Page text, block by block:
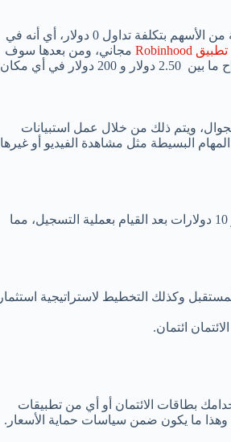
روبن هود تطبيق استثماري يعمل على توفير فرص شراء الأسهم أو شراء أسهم جزئية من الأسهم بتكلفة تداول 0 دولار، أي أنه في
تطبيق Robinhood
مجاني، ومن بعدها سوف
أي مكان .
ويتم ذلك من خلال عمل استبيانات
البسيطة مثل مشاهدة الفيديو أو غيرها
هو أحد تطبيقات ربح المال عن طريق الاستثمار والادخار، فهو يقدم لك في بداية الأمر 10 دولارات بعد القيام بعملية التسجيل، مما
وكذلك التخطيط لاستراتيجية استثمار
ائتمان.
بطاقات الائتمان أو أي من تطبيقات
وهذا ما يكون ضمن سياسات حماية الأسعار.